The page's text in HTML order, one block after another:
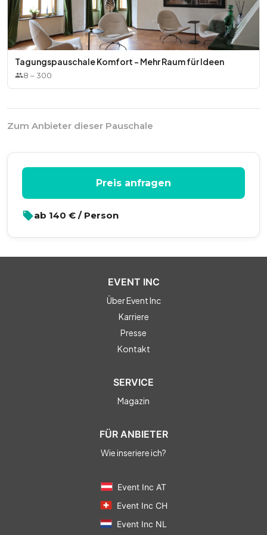
Tagungspauschale Komfort – Mehr Raum für Ideen
8 –300
Zum Anbieter dieser Pauschale
Preis anfragen
ab 140 € / Person
EVENT INC
Über Event Inc
Karriere
Presse
Kontakt
SERVICE
Magazin
FÜR ANBIETER
Wie inseriere ich?
Event Inc AT
Event Inc CH
Event Inc NL